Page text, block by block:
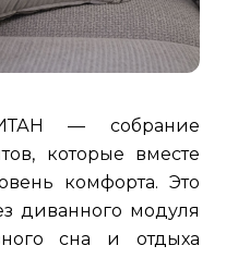
— собрание
которые вместе
комфорта. Это
диванного модуля
сна и отдыха